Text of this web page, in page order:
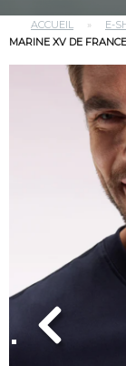
ACCUEIL » E-
MARINE XV DE